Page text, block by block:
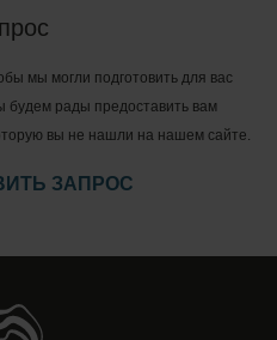
мы могли подготовить для вас
рады предоставить вам
вы не нашли на нашем сайте.
ЗАПРОС